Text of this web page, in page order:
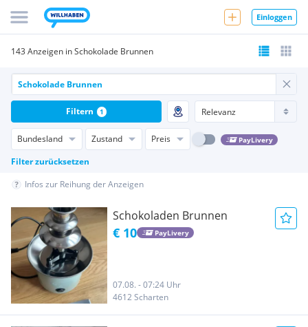
Einloggen
143 Anzeigen in Schokolade Brunnen
Bundesland Zustand Preis PayLivery
Filter zurücksetzen
Filtern 1
Infos zur Reihung der Anzeigen
Schokoladen Brunnen
€ 10 PayLivery
07.08. - 07:24 Uhr
4612 Scharten